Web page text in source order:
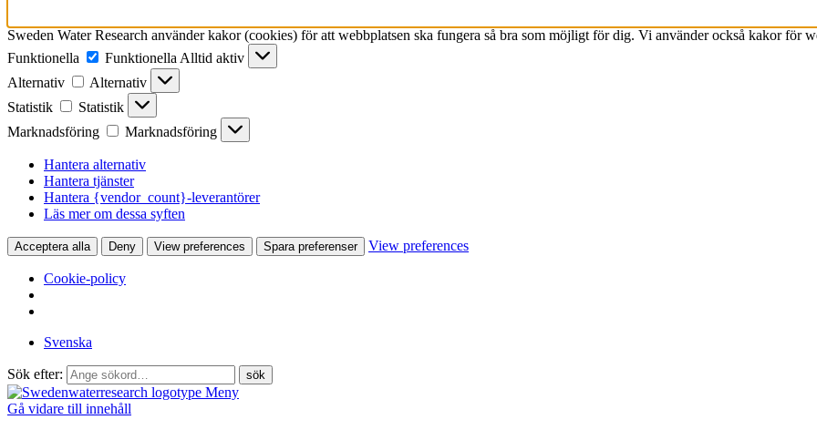
Sweden Water Research använder kakor (cookies) för att webbplatsen ska fungera så bra som möjligt för dig. Vi använder också kakor för
Funktionella
Funktionella Alltid aktiv
Alternativ
Alternativ
Statistik
Statistik
Marknadsföring
Marknadsföring
Hantera alternativ
Hantera tjänster
Hantera {vendor_count}-leverantörer
Läs mer om dessa syften
Acceptera alla Deny View preferences Spara preferenser View preferences
Cookie-policy
Svenska
Sök efter:
Meny
Gå vidare till innehåll